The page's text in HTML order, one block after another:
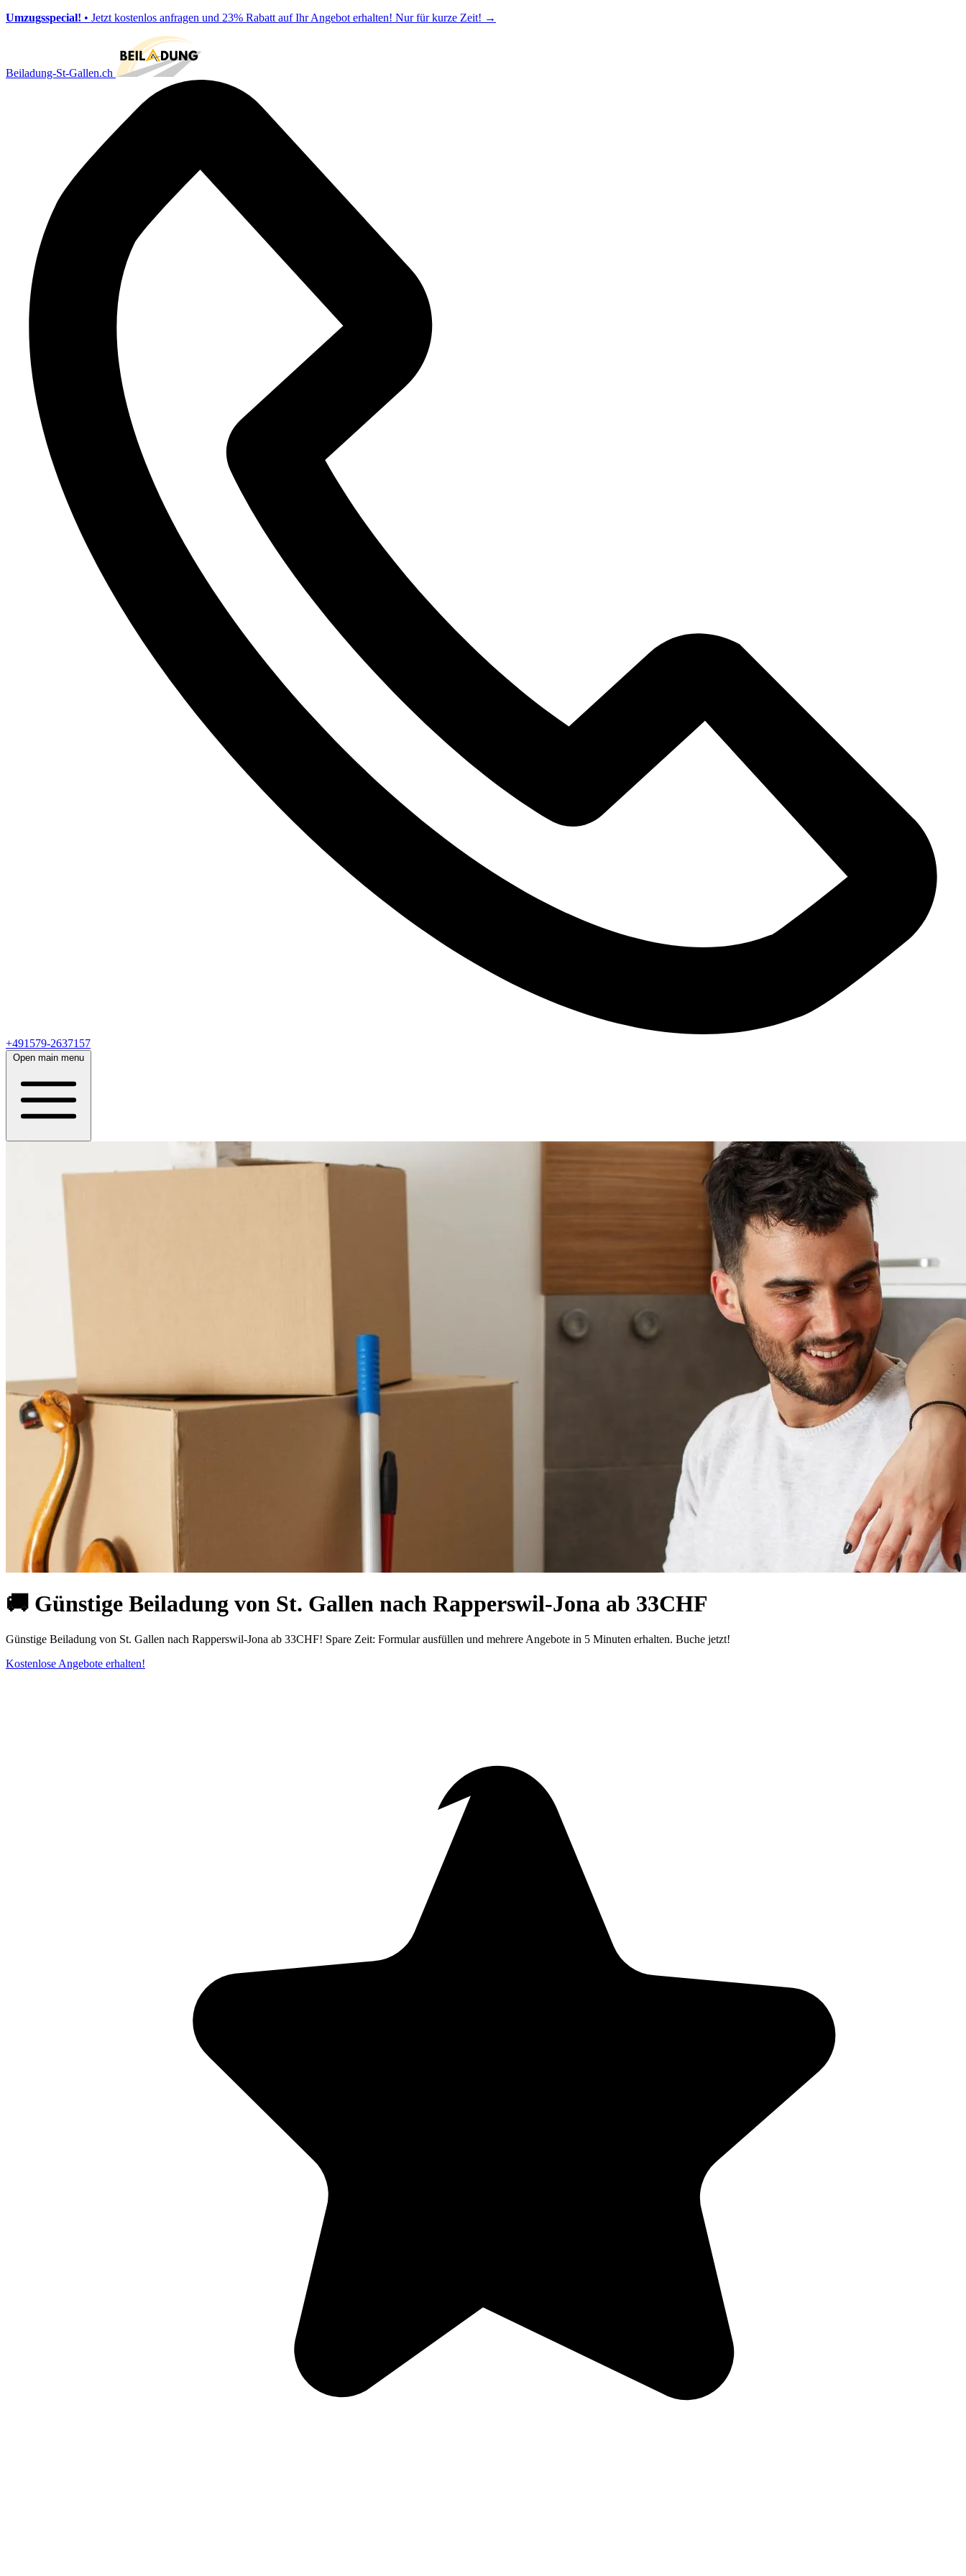
Umzugsspecial! • Jetzt kostenlos anfragen und 23% Rabatt auf Ihr Angebot erhalten! Nur für kurze Zeit! →
Beiladung-St-Gallen.ch
+491579-2637157
Open main menu
🚚 Günstige Beiladung von St. Gallen nach Rapperswil-Jona ab 33CHF
Günstige Beiladung von St. Gallen nach Rapperswil-Jona ab 33CHF! Spare Zeit: Formular ausfüllen und mehrere Angebote in 5 Minuten erhalten. Buche jetzt!
Kostenlose Angebote erhalten!